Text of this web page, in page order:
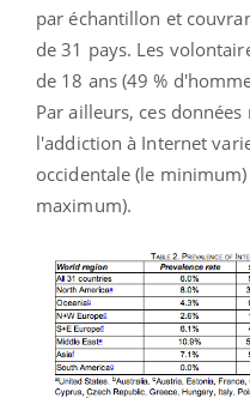
par échantillon et
de 31 pays. Les
de 18 ans (49 %
Par ailleurs, ces
l'addiction à Internet
occidentale (le
maximum).